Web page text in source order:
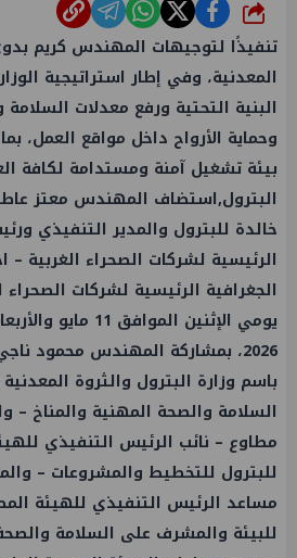
شارك
تنفيذًا لتوجيهات المهندس كريم
المعدنية، وفي إطار استراتيجية
البنية التحتية ورفع معدلات
وحماية الأرواح داخل مواقع العمل،
بيئة تشغيل آمنة ومستدامة لكافة
البترول,استضاف المهندس معتز
خالدة للبترول والمدير التنفيذي
الرئيسية لشركات الصحراء الغربية –
الجغرافية الرئيسية لشركات الصحراء
2026، بمشاركة المهندس محمود
باسم وزارة البترول والثروة
السلامة والصحة المهنية والمناخ –
مطاوع – نائب الرئيس التنفيذي
للبترول للتخطيط والمشروعات –
مساعد الرئيس التنفيذي للهيئة
للبيئة والمشرف على السلامة